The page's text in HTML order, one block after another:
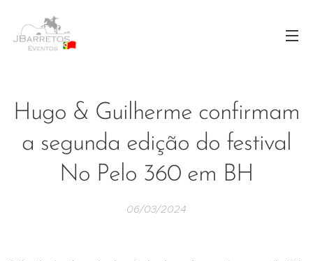
Hugo & Guilherme confirmam
a segunda edição do festival
No Pelo 360 em BH
06/03/2024